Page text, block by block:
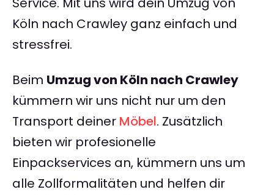
Köln nach Crawley ganz einfach und
stressfrei.
Beim Umzug von Köln nach Crawley
kümmern wir uns nicht nur um den
Transport deiner Möbel. Zusätzlich
bieten wir profesionelle
Einpackservices an, kümmern uns um
alle Zollformalitäten und helfen dir